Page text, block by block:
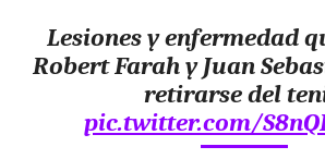
Lesiones y enfermedad
Robert Farah y Juan
retirarse del
pic.twitter.com/